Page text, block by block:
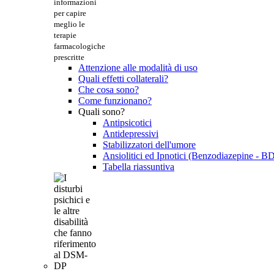
informazioni
per capire
meglio le
terapie
farmacologiche
prescritte
Attenzione alle modalità di uso
Quali effetti collaterali?
Che cosa sono?
Come funzionano?
Quali sono?
Antipsicotici
Antidepressivi
Stabilizzatori dell'umore
Ansiolitici ed Ipnotici (Benzodiazepine -
Tabella riassuntiva